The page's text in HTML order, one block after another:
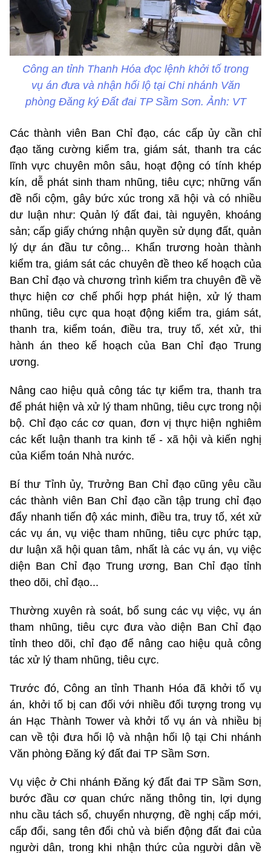
Công an tỉnh Thanh Hóa đọc lệnh khởi tố trong
vụ án đưa và nhận hối lộ tại Chi nhánh Văn
phòng Đăng ký Đất đai TP Sầm Sơn. Ảnh: VT
Các thành viên Ban Chỉ đạo, các cấp ủy cần chỉ
đạo tăng cường kiểm tra, giám sát, thanh tra các
lĩnh vực chuyên môn sâu, hoạt động có tính khép
kín, dễ phát sinh tham nhũng, tiêu cực; những vấn
đề nổi cộm, gây bức xúc trong xã hội và có nhiều
dư luận như: Quản lý đất đai, tài nguyên, khoáng
sản; cấp giấy chứng nhận quyền sử dụng đất, quản
lý dự án đầu tư công... Khẩn trương hoàn thành
kiểm tra, giám sát các chuyên đề theo kế hoạch của
Ban Chỉ đạo và chương trình kiểm tra chuyên đề về
thực hiện cơ chế phối hợp phát hiện, xử lý tham
nhũng, tiêu cực qua hoạt động kiểm tra, giám sát,
thanh tra, kiểm toán, điều tra, truy tố, xét xử, thi
hành án theo kế hoạch của Ban Chỉ đạo Trung
ương.
Nâng cao hiệu quả công tác tự kiểm tra, thanh tra
để phát hiện và xử lý tham nhũng, tiêu cực trong nội
bộ. Chỉ đạo các cơ quan, đơn vị thực hiện nghiêm
các kết luận thanh tra kinh tế - xã hội và kiến nghị
của Kiểm toán Nhà nước.
Bí thư Tỉnh ủy, Trưởng Ban Chỉ đạo cũng yêu cầu
các thành viên Ban Chỉ đạo cần tập trung chỉ đạo
đẩy nhanh tiến độ xác minh, điều tra, truy tố, xét xử
các vụ án, vụ việc tham nhũng, tiêu cực phức tạp,
dư luận xã hội quan tâm, nhất là các vụ án, vụ việc
diện Ban Chỉ đạo Trung ương, Ban Chỉ đạo tỉnh
theo dõi, chỉ đạo...
Thường xuyên rà soát, bổ sung các vụ việc, vụ án
tham nhũng, tiêu cực đưa vào diện Ban Chỉ đạo
tỉnh theo dõi, chỉ đạo để nâng cao hiệu quả công
tác xử lý tham nhũng, tiêu cực.
Trước đó, Công an tỉnh Thanh Hóa đã khởi tố vụ
án, khởi tố bị can đối với nhiều đối tượng trong vụ
án Hạc Thành Tower và khởi tố vụ án và nhiều bị
can về tội đưa hối lộ và nhận hối lộ tại Chi nhánh
Văn phòng Đăng ký đất đai TP Sầm Sơn.
Vụ việc ở Chi nhánh Đăng ký đất đai TP Sầm Sơn,
bước đầu cơ quan chức năng thông tin, lợi dụng
nhu cầu tách sổ, chuyển nhượng, đề nghị cấp mới,
cấp đổi, sang tên đổi chủ và biến động đất đai của
người dân, trong khi nhận thức của người dân về